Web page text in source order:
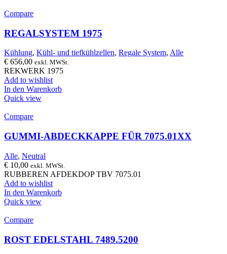
Compare
REGALSYSTEM 1975
Kühlung, Kühl- und tiefkühlzellen, Regale System, Alle
€ 656,00 exkl. MWSt.
REKWERK 1975
Add to wishlist
In den Warenkorb
Quick view
Compare
GUMMI-ABDECKKAPPE FÜR 7075.01XX
Alle, Neutral
€ 10,00 exkl. MWSt.
RUBBEREN AFDEKDOP TBV 7075.01
Add to wishlist
In den Warenkorb
Quick view
Compare
ROST EDELSTAHL 7489.5200